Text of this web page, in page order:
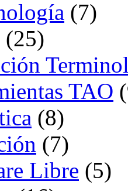
(7)
(25)
TAO
(8)
(7)
Libre (5)